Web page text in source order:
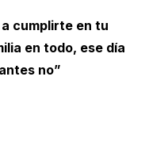
cumplirte en tu
en todo, ese día
no”